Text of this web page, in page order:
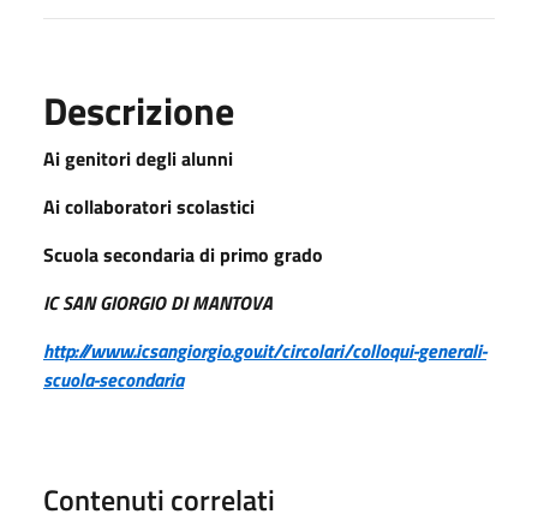
Descrizione
Ai genitori degli alunni
Ai collaboratori scolastici
Scuola secondaria di primo grado
IC SAN GIORGIO DI MANTOVA
http://www.icsangiorgio.gov.it/circolari/colloqui-generali-
scuola-secondaria
Contenuti correlati